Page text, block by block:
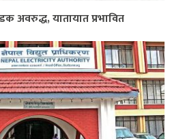
अवरुद्ध, यातायात प्रभावित